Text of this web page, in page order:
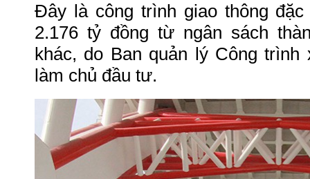
Đây là công trình giao thông
2.176 tỷ đồng từ ngân sách
khác, do Ban quản lý Công
làm chủ đầu tư.